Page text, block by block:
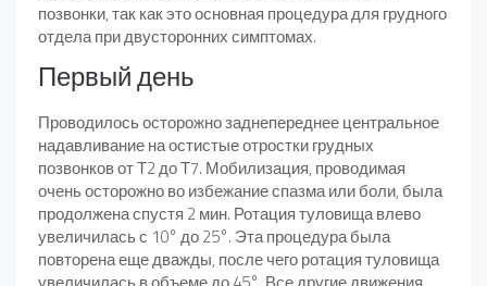
позвонки, так как это основная процедура для грудного
отдела при двусторонних симптомах.
Первый день
Проводилось осторожно заднепереднее центральное
надавливание на остистые отростки грудных
позвонков от Т2 до Т7. Мобилизация, проводимая
очень осторожно во избежание спазма или боли, была
продолжена спустя 2 мин. Ротация туловища влево
увеличилась с 10° до 25°. Эта процедура была
повторена еще дважды, после чего ротация туловища